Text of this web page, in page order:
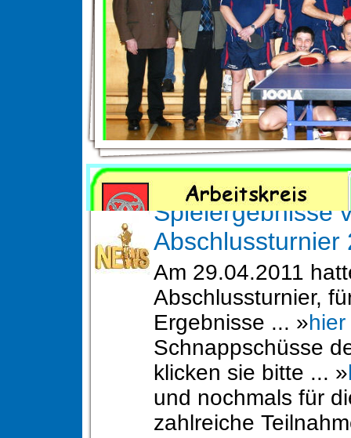
News
Spielergebnisse
Abschlussturnier
Am 29.04.2011
Abschlussturnier,
Ergebnisse ... »
Schnappschüsse
klicken sie bitte ... »
und nochmals für
zahlreiche